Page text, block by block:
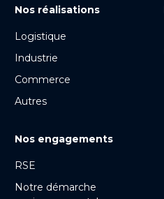
Nos réalisations
Logistique
Industrie
Commerce
Autres
Nos engagements
RSE
Notre démarche